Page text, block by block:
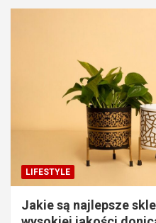
LIFESTYLE
Jakie są najlepsze